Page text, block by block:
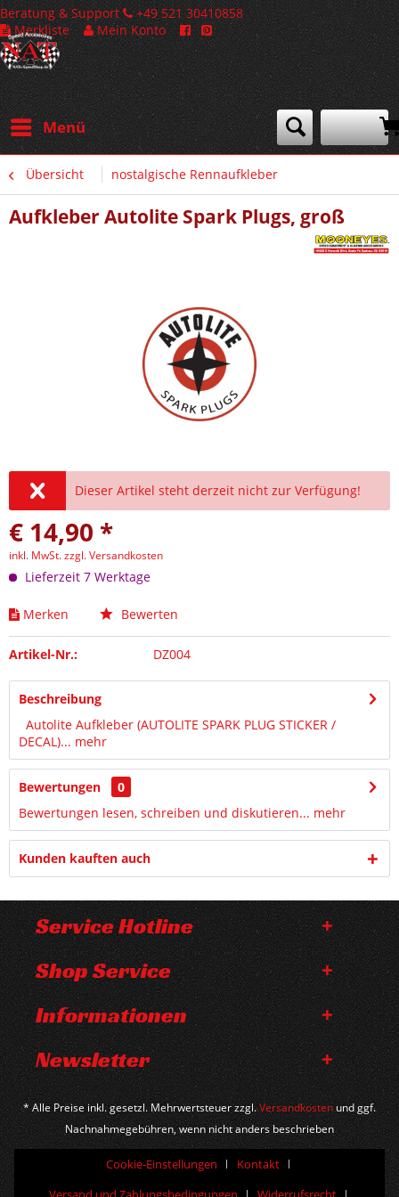
Beratung & Support
+49 521 30410858
Merkliste
Mein Konto
Menü
Übersicht nostalgische Rennaufkleber
Aufkleber Autolite Spark Plugs, groß
Dieser Artikel steht derzeit nicht zur Verfügung!
€ 14,90 *
inkl. MwSt.zzgl. Versandkosten
Lieferzeit 7 Werktage
Merken Bewerten
Artikel-Nr.: DZ004
Beschreibung
Autolite Aufkleber (AUTOLITE SPARK PLUG STICKER /
DECAL)... mehr
Bewertungen
0
Bewertungen lesen, schreiben und diskutieren... mehr
Kunden kauften auch
Service Hotline
Shop Service
Informationen
Newsletter
* Alle Preise inkl. gesetzl. Mehrwertsteuer zzgl.Versandkosten und ggf.
Nachnahmegebühren, wenn nicht anders beschrieben
Cookie-Einstellungen
Kontakt